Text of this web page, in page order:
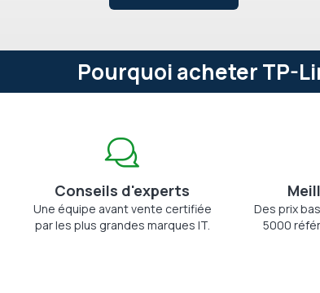
Pourquoi acheter TP-
Conseils d'experts
Une équipe avant vente certifiée
par les plus grandes marques IT.
Des prix
5000